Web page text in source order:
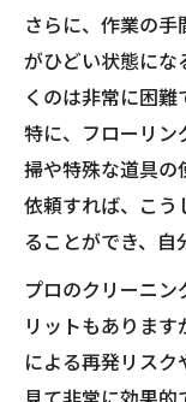
さらに、作業の
がひどい状態にな
くのは非常に困難
特に、フローリン
掃や特殊な道具の
依頼すれば、こう
ることができ、自
プロのクリーニ
リットもありま
による再発リス